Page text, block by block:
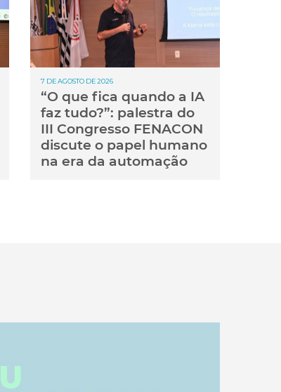
7 DE AGOSTO DE 2026
“O que fica quando a IA
faz tudo?”: palestra do
III Congresso FENACON
discute o papel humano
na era da automação